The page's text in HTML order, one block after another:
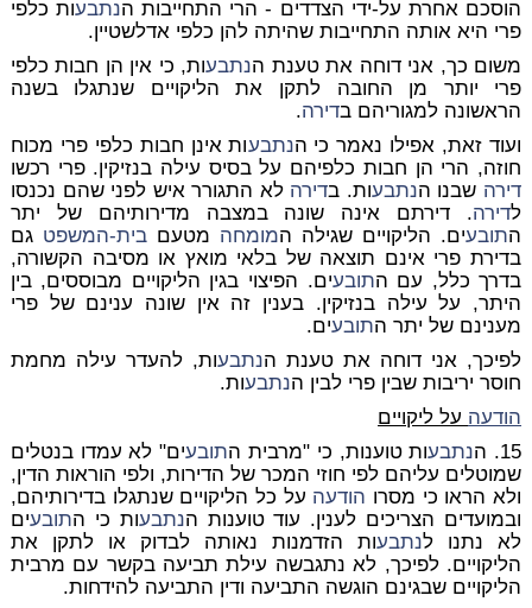
הוסכם אחרת על-ידי הצדדים - הרי התחייבות הנתבעות כלפי
פרי היא אותה התחייבות שהיתה להן כלפי אדלשטיין.
משום כך, אני דוחה את טענת הנתבעות, כי אין הן חבות כלפי
פרי יותר מן החובה לתקן את הליקויים שנתגלו בשנה
הראשונה למגוריהם בדירה.
ועוד זאת, אפילו נאמר כי הנתבעות אינן חבות כלפי פרי מכוח
חוזה, הרי הן חבות כלפיהם על בסיס עילה בנזיקין. פרי רכשו
דירה שבנו הנתבעות. בדירה לא התגורר איש לפני שהם נכנסו
לדירה. דירתם אינה שונה במצבה מדירותיהם של יתר
התובעים. הליקויים שגילה המומחה מטעםבית-המשפט גם
בדירת פרי אינם תוצאה של בלאי מואץ או מסיבה הקשורה,
בדרך כלל, עם התובעים. הפיצוי בגין הליקויים מבוססים, בין
היתר, על עילה בנזיקין. בענין זה אין שונה ענינם של פרי
מענינם של יתר התובעים.
לפיכך, אני דוחה את טענת הנתבעות, להעדר עילה מחמת
חוסר יריבות שבין פרי לבין הנתבעות.
הודעה על ליקויים
15. ה
נתבעות טוענות, כי "מרבית התובעים" לא עמדו בנטלים
שמוטלים עליהם לפי חוזי המכר של הדירות, ולפי הוראות הדין,
ולא הראו כי מסרו הודעה על כל הליקויים שנתגלו בדירותיהם,
ובמועדים הצריכים לענין. עוד טוענות הנתבעות כי התובעים
לא נתנו לנתבעות הזדמנות נאותה לבדוק או לתקן את
הליקויים. לפיכך, לא נתגבשה עילת תביעה בקשר עם מרבית
הליקויים שבגינם הוגשה התביעה ודין התביעה להידחות.